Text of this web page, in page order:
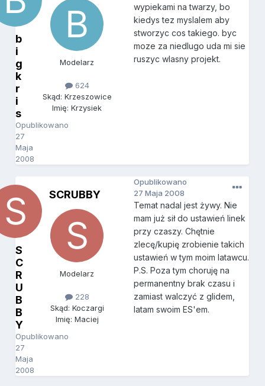
b
i
g
k
r
i
s
Opublikowano
27
Maja
2008
Modelarz
624
Skąd: Krzeszowice
Imię: Krzysiek
wypiekami na twarzy, bo
kiedys tez myslalem aby
stworzyc cos takiego. byc
moze za niedlugo uda mi sie
ruszyc wlasny projekt.
S
C
R
U
B
B
Y
Opublikowano
27
Maja
2008
SCRUBBY
Modelarz
228
Skąd: Koczargi
Imię: Maciej
Opublikowano
27 Maja 2008
Temat nadal jest żywy. Nie
mam już sił do ustawień linek
przy czaszy. Chętnie
zlecę/kupię zrobienie takich
ustawień w tym moim latawcu.
P.S. Poza tym choruję na
permanentny brak czasu i
zamiast walczyć z glidem,
latam swoim ES'em.